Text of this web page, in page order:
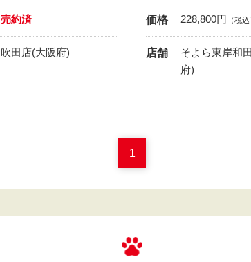
売約済
吹田店(大阪府)
価格 228,800円 （税込
店舗
そよら東岸和
府)
1